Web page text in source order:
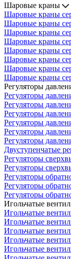
Шаровые краны
Шаровые краны
Шаровые краны
Шаровые краны
Шаровые краны
Шаровые краны
Шаровые краны
Шаровые краны
Шаровые краны
Регуляторы
Регуляторы
Регуляторы
Регуляторы
Регуляторы
Регуляторы
Регуляторы
Двуступенчатые
Регуляторы
Регуляторы
Регуляторы
Регуляторы
Регуляторы
Игольчатые
Игольчатые
Игольчатые
Игольчатые
Игольчатые
Игольчатые